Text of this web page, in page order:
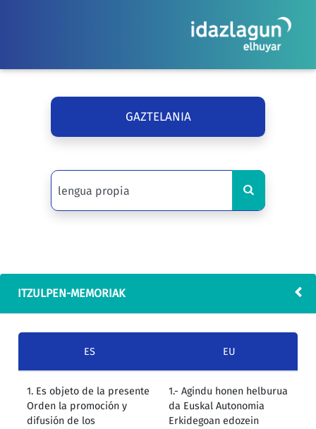
GAZTELANIA
ITZULPEN-MEMORIAK
ES EU
1. Es objeto de la presente
Orden la promoción y
difusión de los
1.- Agindu honen helburua
da Euskal Autonomia
Erkidegoan edozein